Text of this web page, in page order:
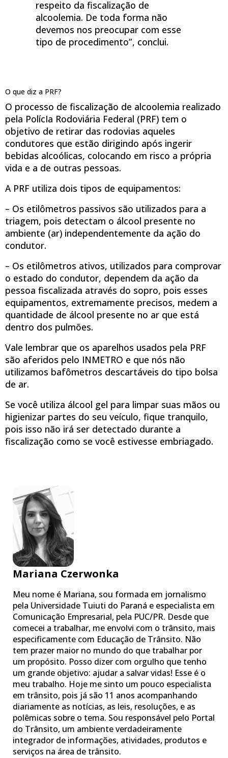
respeito da fiscalização de
alcoolemia. De toda forma não
devemos nos preocupar com esse
tipo de procedimento”, conclui.
O que diz a PRF?
O processo de fiscalização de alcoolemia realizado
pela PolícIa Rodoviária Federal (PRF) tem o
objetivo de retirar das rodovias aqueles
condutores que estão dirigindo após ingerir
bebidas alcoólicas, colocando em risco a própria
vida e a de outras pessoas.
A PRF utiliza dois tipos de equipamentos:
– Os etilômetros passivos são utilizados para a
triagem, pois detectam o álcool presente no
ambiente (ar) independentemente da ação do
condutor.
– Os etilômetros ativos, utilizados para comprovar
o estado do condutor, dependem da ação da
pessoa fiscalizada através do sopro, pois esses
equipamentos, extremamente precisos, medem a
quantidade de álcool presente no ar que está
dentro dos pulmões.
Vale lembrar que os aparelhos usados pela PRF
são aferidos pelo INMETRO e que nós não
utilizamos bafômetros descartáveis do tipo bolsa
de ar.
Se você utiliza álcool gel para limpar suas mãos ou
higienizar partes do seu veículo, fique tranquilo,
pois isso não irá ser detectado durante a
fiscalização como se você estivesse embriagado.
Mariana Czerwonka
Meu nome é Mariana, sou formada em jornalismo
pela Universidade Tuiuti do Paraná e especialista em
Comunicação Empresarial, pela PUC/PR. Desde que
comecei a trabalhar, me envolvi com o trânsito, mais
especificamente com Educação de Trânsito. Não
tem prazer maior no mundo do que trabalhar por
um propósito. Posso dizer com orgulho que tenho
um grande objetivo: ajudar a salvar vidas! Esse é o
meu trabalho. Hoje me sinto um pouco especialista
em trânsito, pois já são 11 anos acompanhando
diariamente as notícias, as leis, resoluções, e as
polêmicas sobre o tema. Sou responsável pelo Portal
do Trânsito, um ambiente verdadeiramente
integrador de informações, atividades, produtos e
serviços na área de trânsito.